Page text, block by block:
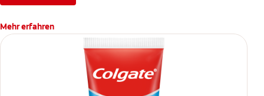
Mehr erfahren